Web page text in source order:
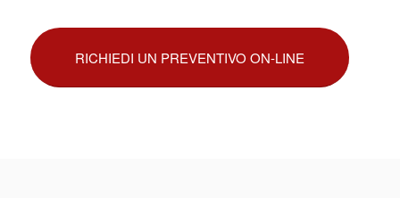
RICHIEDI UN PREVENTIVO ON-LINE